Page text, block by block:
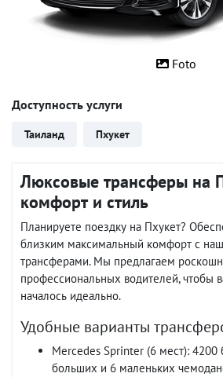
Foto
Доступность услуги
Таиланд Пхукет
Люксовые трансферы на
комфорт и стиль
Планируете поездку на Пхукет?
близким максимальный комфорт с
трансферами. Мы предлагаем
профессиональных водителей, чтобы
началось идеально.
Удобные варианты
Mercedes Sprinter (6 мест): 4200
больших и 6 маленьких